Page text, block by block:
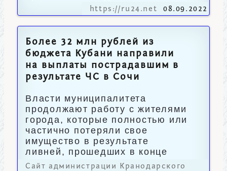
https://ru24.net 08.09.2022
Более 32 млн рублей из
бюджета Кубани направили
на выплаты пострадавшим в
результате ЧС в Сочи
Власти муниципалитета
продолжают работу с жителями
города, которые полностью или
частично потеряли свое
имущество в результате
ливней, прошедших в конце
июле этого года.
Сайт администрации Кранодарского